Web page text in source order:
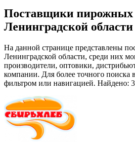
Поставщики пирожных
Ленинградской области
На данной странице представлены
Ленинградской области, среди них
производители, оптовики,
компании. Для более точного поиска
фильтром или навигацией. Найдено: